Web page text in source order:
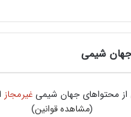
جهان شیمی
از محتواهای جهان شیمیغیرمجاز
(مشاهده قوانین)